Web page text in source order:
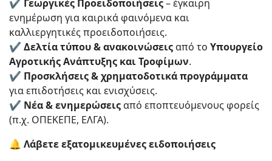
✔ Γεωργικές Προειδοποιήσεις– έγκαιρη
ενημέρωση για καιρικά φαινόμενα και
καλλιεργητικές προειδοποιήσεις.
✔ Δελτία τύπου & ανακοινώσειςαπό το Υπουργείο
Αγροτικής Ανάπτυξης και Τροφίμων.
✔ Προσκλήσεις & χρηματοδοτικά προγράμματα
για επιδοτήσεις και ενισχύσεις.
✔ Νέα & ενημερώσειςαπό εποπτευόμενους φορείς
(π.χ. ΟΠΕΚΕΠΕ, ΕΛΓΑ).
🔔 Λάβετε εξατομικευμένες ειδοποιήσεις